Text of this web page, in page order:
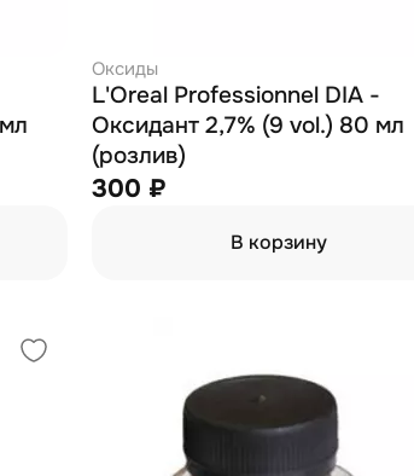
Оксиды
L'Oreal Professionnel DIA -
Оксидант 2,7% (9 vol.) 80 мл
(розлив)
300 ₽
В корзину